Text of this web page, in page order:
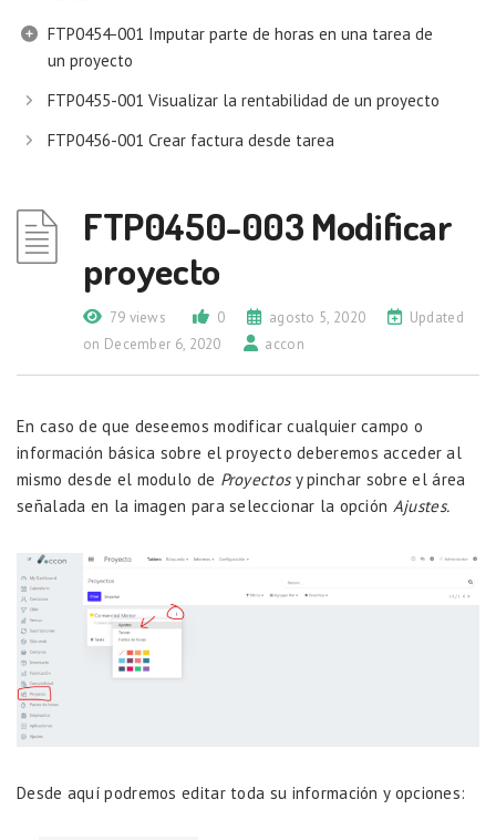
FTP0454-001 Imputar parte de horas en una tarea de
un proyecto
FTP0455-001 Visualizar la rentabilidad de un proyecto
FTP0456-001 Crear factura desde tarea
FTP0450-003 Modificar
proyecto
79 views 0 agosto 5, 2020
Updated
on December 6, 2020
accon
En caso de que deseemos modificar cualquier campo o
información básica sobre el proyecto deberemos acceder al
mismo desde el modulo de Proyectosy pinchar sobre el área
señalada en la imagen para seleccionar la opción Ajustes.
Desde aquí podremos editar toda su información y opciones: